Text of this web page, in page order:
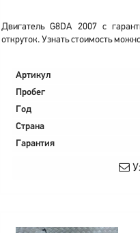
Двигатель G8DA 2007 с
откруток. Узнать стоимость
Артикул
Пробег
Год
Страна
Гарантия